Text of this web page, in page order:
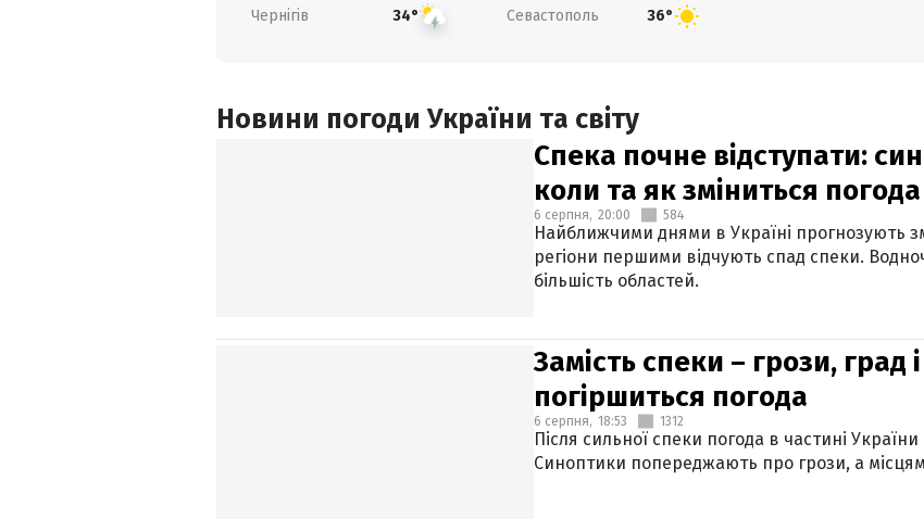
Чернігів 34° Севастополь 36°
Новини погоди України та світу
Спека почне відступати:
коли та як зміниться погода
6 серпня, 20:00 584
Найближчими днями в Україні прогнозують
регіони першими відчують спад спеки.
більшість областей.
Замість спеки – грози, град
погіршиться погода
6 серпня, 18:53 1312
Після сильної спеки погода в частині
Синоптики попереджають про грози, а